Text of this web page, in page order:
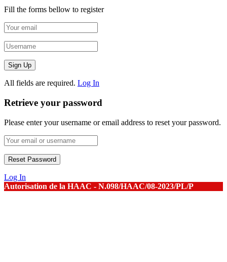
Fill the forms bellow to register
All fields are required. Log In
Retrieve your password
Please enter your username or email address to reset your password.
Log In
Autorisation de la HAAC - N.098/HAAC/08-2023/PL/P